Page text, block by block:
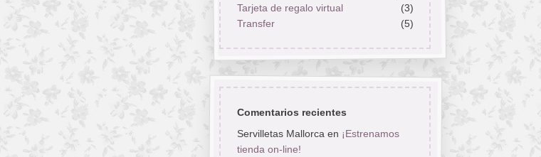
Tarjeta de regalo virtual
(3)
Transfer
(5)
Comentarios recientes
Servilletas Mallorcaen ¡Estrenamos
tienda on-line!